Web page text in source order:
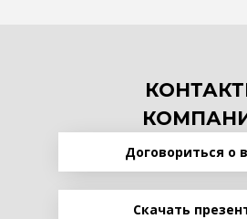
Договориться о
Скачать